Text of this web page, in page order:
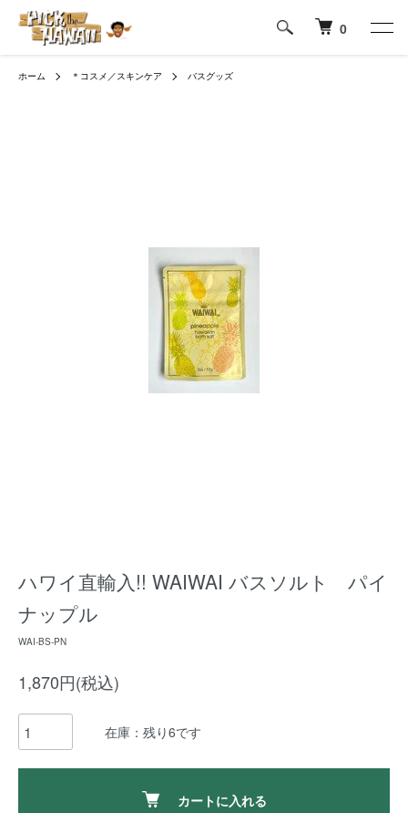
0
ホーム ＊コスメ／スキンケア バスグッズ
ハワイ直輸入!! WAIWAI バスソルト パイ
ナップル
WAI-BS-PN
1,870円(税込)
在庫：残り6です
カートに入れる